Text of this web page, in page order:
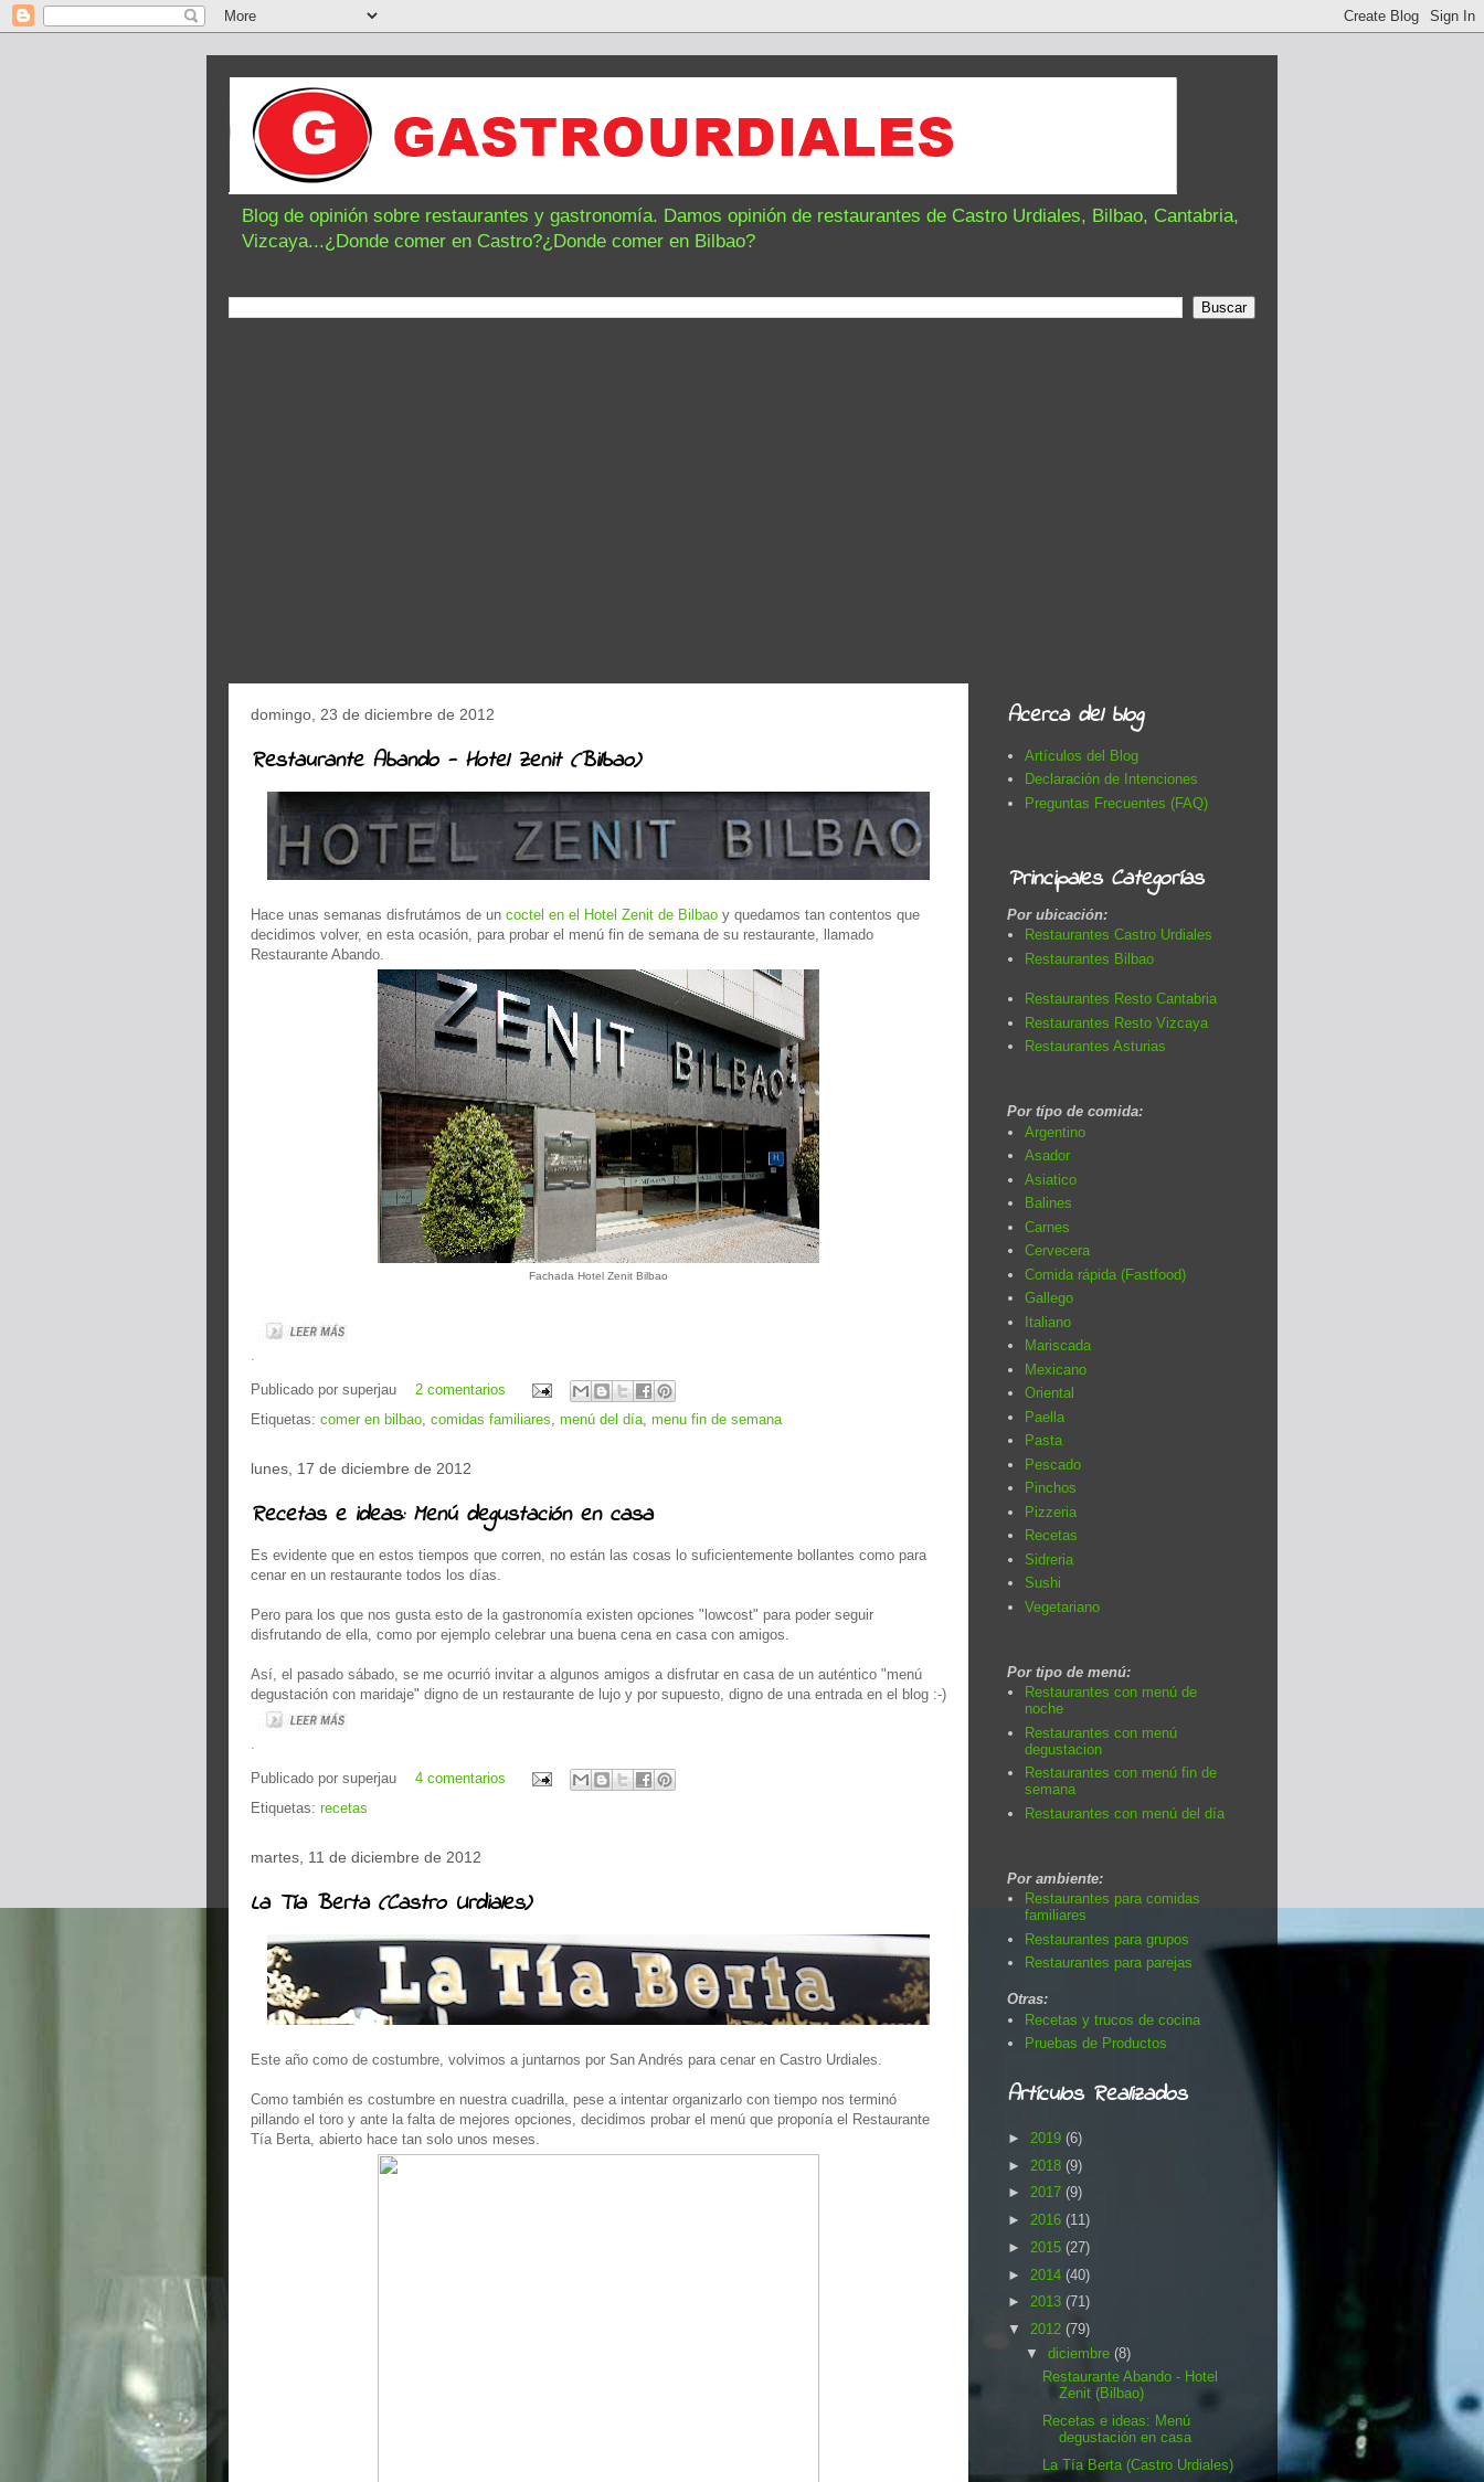
Blog de opinión sobre restaurantes y gastronomía. Damos opinión de restaurantes de Castro Urdiales, Bilbao, Cantabria,
Vizcaya...¿Donde comer en Castro?¿Donde comer en Bilbao?
domingo, 23 de diciembre de 2012
Restaurante Abando - Hotel Zenit (Bilbao)
Hace unas semanas disfrutámos de un coctel en el Hotel Zenit de Bilbao y quedamos tan contentos que
decidimos volver, en esta ocasión, para probar el menú fin de semana de su restaurante, llamado
Restaurante Abando.
Fachada Hotel Zenit Bilbao
Publicado por superjau
2 comentarios
Etiquetas: comer en bilbao comidas familiares menú del día menu fin de semana
lunes, 17 de diciembre de 2012
Recetas e ideas: Menú degustación en casa
Es evidente que en estos tiempos que corren, no están las cosas lo suficientemente bollantes como para
cenar en un restaurante todos los días.
Pero para los que nos gusta esto de la gastronomía existen opciones "lowcost" para poder seguir
disfrutando de ella, como por ejemplo celebrar una buena cena en casa con amigos.
Así, el pasado sábado, se me ocurrió invitar a algunos amigos a disfrutar en casa de un auténtico "menú
degustación con maridaje" digno de un restaurante de lujo y por supuesto, digno de una entrada en el blog :-)
Publicado por superjau
4 comentarios
Etiquetas: recetas
martes, 11 de diciembre de 2012
La Tía Berta (Castro Urdiales)
Este año como de costumbre, volvimos a juntarnos por San Andrés para cenar en Castro Urdiales.
Como también es costumbre en nuestra cuadrilla, pese a intentar organizarlo con tiempo nos terminó
pillando el toro y ante la falta de mejores opciones, decidimos probar el menú que proponía el Restaurante
Tía Berta, abierto hace tan solo unos meses.
Acerca del blog
Artículos del Blog
Declaración de Intenciones
Preguntas Frecuentes (FAQ)
Principales Categorías
Por ubicación:
Restaurantes Castro Urdiales
Restaurantes Bilbao
Restaurantes Resto Cantabria
Restaurantes Resto Vizcaya
Restaurantes Asturias
Por típo de comida:
Argentino
Asador
Asiatico
Balines
Carnes
Cervecera
Comida rápida (Fastfood)
Gallego
Italiano
Mariscada
Mexicano
Oriental
Paella
Pasta
Pescado
Pinchos
Pizzeria
Recetas
Sidreria
Sushi
Vegetariano
Por tipo de menú:
Restaurantes con menú de
noche
Restaurantes con menú
degustacion
Restaurantes con menú fin de
semana
Restaurantes con menú del día
Por ambiente:
Restaurantes para comidas
familiares
Restaurantes para grupos
Restaurantes para parejas
Otras:
Recetas y trucos de cocina
Pruebas de Productos
Artículos Realizados
► 2019 (6)
► 2018 (9)
► 2017 (9)
► 2016 (11)
► 2015 (27)
► 2014 (40)
► 2013 (71)
▼ 2012 (79)
▼ diciembre (8)
Restaurante Abando - Hotel
Zenit (Bilbao)
Recetas e ideas: Menú
degustación en casa
La Tía Berta (Castro Urdiales)